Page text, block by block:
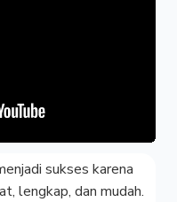
sukses karena
lengkap, dan mudah.